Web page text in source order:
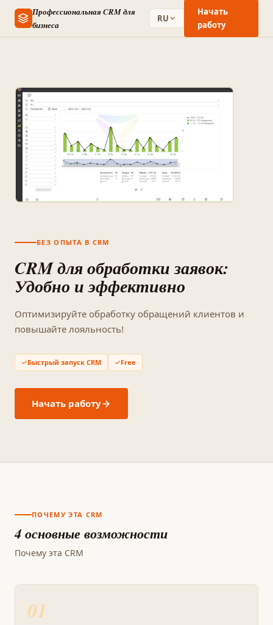
Профессиональная CRM для
бизнеса
RU
Начать
работу
БЕЗ ОПЫТА В CRM
CRM для обработки заявок:
Удобно и эффективно
Оптимизируйте обработку обращений клиентов и
повышайте лояльность!
Быстрый запуск CRM Free
Начать работу
ПОЧЕМУ ЭТА CRM
4 основные возможности
Почему эта CRM
01